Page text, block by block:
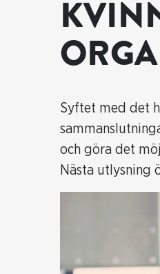
Syftet med det
och göra det
Nästa utlysning